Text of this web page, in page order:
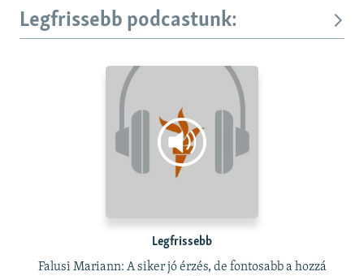
Legfrissebb podcastunk:
Legfrissebb
Falusi Mariann: A siker jó érzés, de fontosabb a hozzá